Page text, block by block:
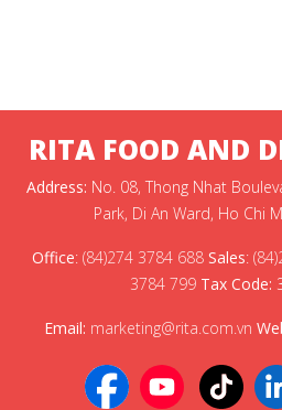
RITA FOOD AND
Address: No. 08, Thong Nhat
Park, Di An Ward, Ho Chi
Office: (84)274 3784 688 Sales:
3784 799 Tax Code:
Email: marketing@rita.com.vn